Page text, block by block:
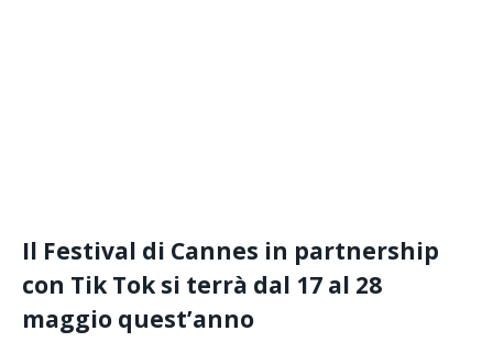
Il Festival di Cannes in partnership
con Tik Tok si terrà dal 17 al 28
maggio quest’anno